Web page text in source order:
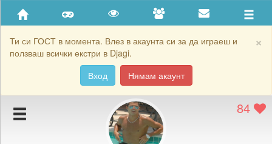
×
Ти си ГОСТ в момента. Влез в акаунта си за да играеш и
ползваш всички екстри в Djagi.
Вход
Нямам акаунт
Приятели
Хронология на игри
Подаръците на D_A_V_I_D_
Картичките на D_A_V_I_D_
84